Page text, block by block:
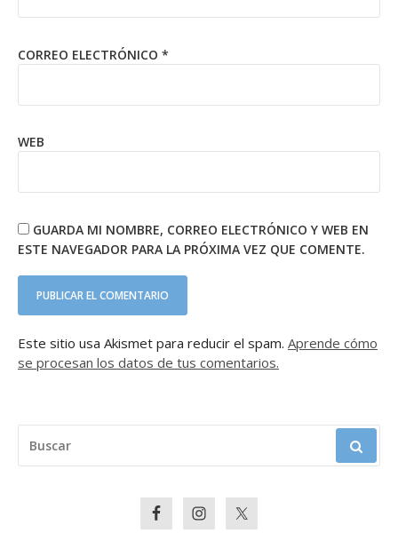
CORREO ELECTRÓNICO *
WEB
GUARDA MI NOMBRE, CORREO ELECTRÓNICO Y WEB EN
ESTE NAVEGADOR PARA LA PRÓXIMA VEZ QUE COMENTE.
Este sitio usa Akismet para reducir el spam. Aprende cómo
se procesan los datos de tus comentarios.